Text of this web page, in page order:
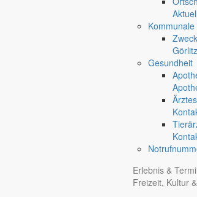
Gesundheit
Erlebnis &
Freizeit, Kultur